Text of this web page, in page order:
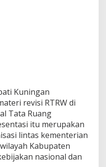
Kuningan
revisi RTRW di
Tata Ruang
itu merupakan
lintas kementerian
Kabupaten
nasional dan